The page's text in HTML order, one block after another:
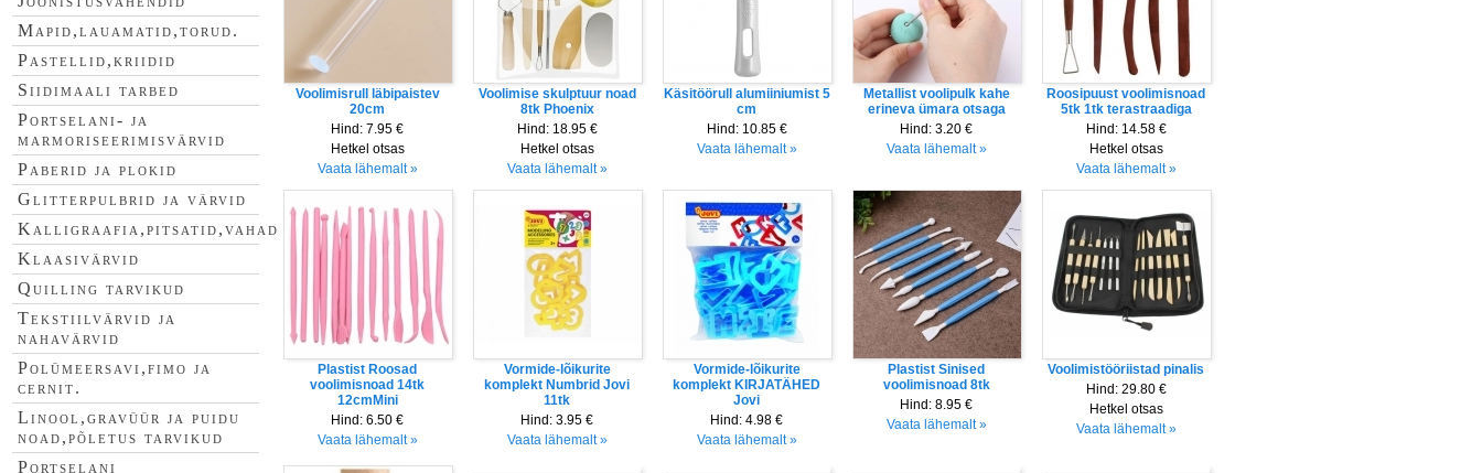
Mapid,lauamatid,torud.
Pastellid,kriidid
Siidimaali tarbed
Portselani- ja
marmoriseerimisvärvid
Paberid ja plokid
Glitterpulbrid ja värvid
Kalligraafia,pitsatid,vahad
Klaasivärvid
Quilling tarvikud
Tekstiilvärvid ja
nahavärvid
Polümeersavi,fimo ja
cernit.
Linool,gravüür ja puidu
noad,põletus tarvikud
Portselani
Voolimisrull läbipaistev
20cm
Hind: 7.95 €
Hetkel otsas
Vaata lähemalt »
Voolimise skulptuur noad
8tk Phoenix
Hind:18.95 €
Hetkel otsas
Vaata lähemalt »
Käsitöörull alumiiniumist 5
cm
Hind:10.85 €
Vaata lähemalt »
Metallist voolipulk kahe
erineva ümara otsaga
Hind: 3.20 €
Vaata lähemalt »
Roosipuust voolimisnoad
5tk 1tk terastraadiga
Hind:14.58 €
Hetkel otsas
Vaata lähemalt »
Plastist Roosad
voolimisnoad 14tk
12cmMini
Hind: 6.50 €
Vaata lähemalt »
Vormide-lõikurite
komplekt Numbrid Jovi
11tk
Hind: 3.95 €
Vaata lähemalt »
Vormide-lõikurite
komplekt KIRJATÄHED
Jovi
Hind: 4.98 €
Vaata lähemalt »
Plastist Sinised
voolimisnoad 8tk
Hind: 8.95 €
Vaata lähemalt »
Voolimistööriistad pinalis
Hind:29.80 €
Hetkel otsas
Vaata lähemalt »